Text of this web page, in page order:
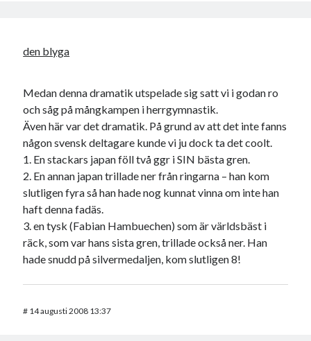
den blyga
Medan denna dramatik utspelade sig satt vi i godan ro
och såg på mångkampen i herrgymnastik.
Även här var det dramatik. På grund av att det inte fanns
någon svensk deltagare kunde vi ju dock ta det coolt.
1. En stackars japan föll två ggr i SIN bästa gren.
2. En annan japan trillade ner från ringarna – han kom
slutligen fyra så han hade nog kunnat vinna om inte han
haft denna fadäs.
3. en tysk (Fabian Hambuechen) som är världsbäst i
räck, som var hans sista gren, trillade också ner. Han
hade snudd på silvermedaljen, kom slutligen 8!
# 14 augusti 2008 13:37